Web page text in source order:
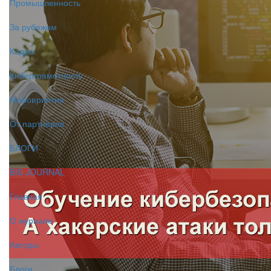
Промышленность
За рубежом
Кадры
Киберграмотность
Мероприятия
От партнёров
БЛОГИ
BIS JOURNAL
Главная
О журнале
Авторы
Блоги